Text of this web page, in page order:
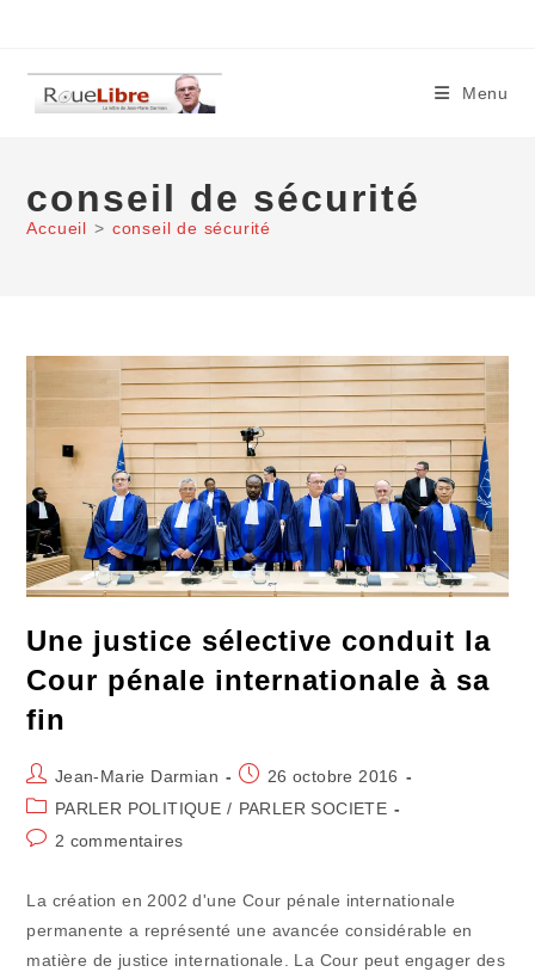
content
Menu
conseil de sécurité
Accueil > conseil de sécurité
Une justice sélective conduit la
Cour pénale internationale à sa
fin
Auteur/autrice
de
publication :
Jean-Marie Darmian
Publication
publiée :
26 octobre 2016
Post
category:
PARLER POLITIQUE / PARLER SOCIETE
Commentaires
publication :
2 commentaires
La création en 2002 d'une Cour pénale internationale
permanente a représenté une avancée considérable en
matière de justice internationale. La Cour peut engager des